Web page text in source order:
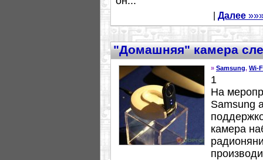
Далее
"Домашняя" камера
» Samsung, Wi-
1
На
Samsung
камера